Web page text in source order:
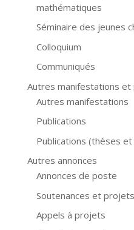
mathématiques
Séminaire des jeunes
Colloquium
Communiqués
Autres manifestations et
Autres manifestations
Publications
Publications (thèses et
Autres annonces
Annonces de poste
Soutenances et
Appels à projets